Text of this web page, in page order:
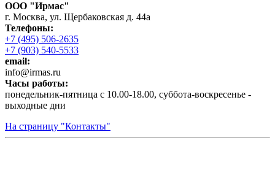
ООО "Ирмас"
г. Москва, ул. Щербаковская д. 44а
Телефоны:
+7 (495) 506-2635
+7 (903) 540-5533
email:
infо@irmas.ru
Часы работы:
понедельник-пятница с 10.00-18.00, суббота-воскресенье -
выходные дни
На страницу "Контакты"